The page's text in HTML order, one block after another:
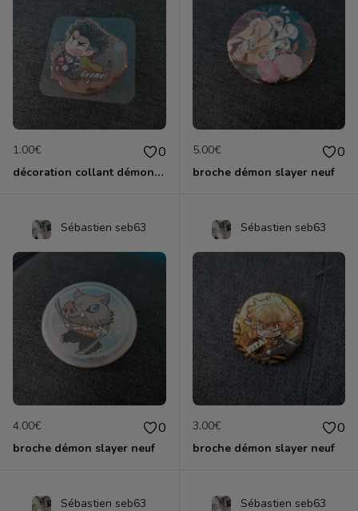
1.00€ 0
décoration collant démon slayer neuf
5.00€ 0
broche démon slayer neuf
Sébastien seb63
4.00€ 0
broche démon slayer neuf
Sébastien seb63
3.00€ 0
broche démon slayer neuf
Sébastien seb63 Sébastien seb63